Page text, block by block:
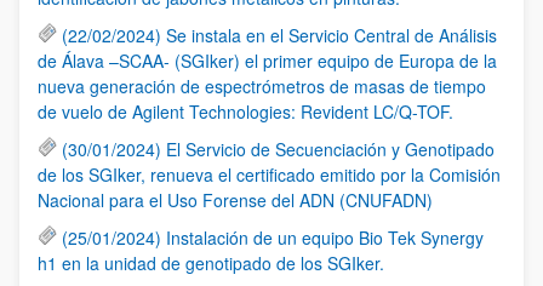
(22/02/2024) Se instala en el Servicio Central de Análisis
de Álava –SCAA- (SGIker) el primer equipo de Europa de la
nueva generación de espectrómetros de masas de tiempo
de vuelo de Agilent Technologies: Revident LC/Q-TOF.
(30/01/2024) El Servicio de Secuenciación y Genotipado
de los SGIker, renueva el certificado emitido por la Comisión
Nacional para el Uso Forense del ADN (CNUFADN)
(25/01/2024) Instalación de un equipo Bio Tek Synergy
h1 en la unidad de genotipado de los SGIker.